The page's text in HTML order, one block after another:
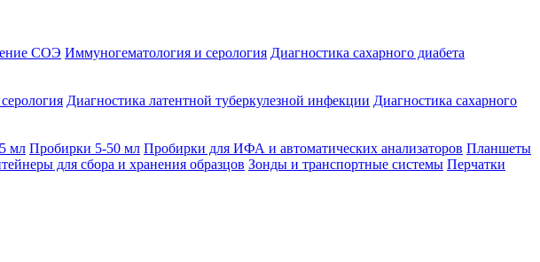
СОЭ Иммуногематология и серология Диагностика сахарного диабета
Диагностика латентной туберкулезной инфекции Диагностика сахарного
мл Пробирки 5-50 мл Пробирки для ИФА и автоматических анализаторов Планшеты
для сбора и хранения образцов Зонды и транспортные системы Перчатки